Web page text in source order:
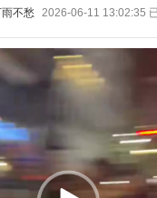
不愁 2026-06-11 13:02:35